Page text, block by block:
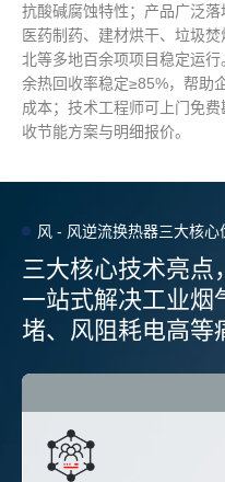
抗酸碱腐蚀特性；产品广泛落
医药制药、建材烘干、垃圾
北等多地百余项项目稳定运行
余热回收率稳定≥85%，帮助
成本；技术工程师可上门免
收节能方案与明细报价。
风 - 风逆流换热器三大核心
三大核心技术亮点，
一站式解决工业烟
堵、风阻耗电高等